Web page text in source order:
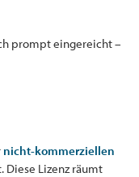
prompt eingereicht –
nicht-kommerziellen
Lizenz räumt